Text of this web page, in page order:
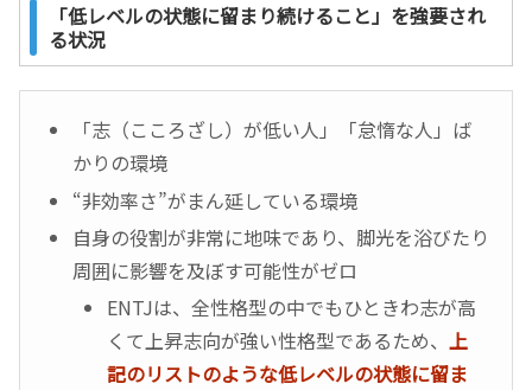
「低レベルの状態に留まり続けること」を強要され
る状況
「志（こころざし）が低い人」「怠惰な人」ば
かりの環境
“非効率さ”がまん延している環境
自身の役割が非常に地味であり、脚光を浴びたり
周囲に影響を及ぼす可能性がゼロ
ENTJは、全性格型の中でもひときわ志が高
くて上昇志向が強い性格型であるため、上
記のリストのような低レベルの状態に留ま